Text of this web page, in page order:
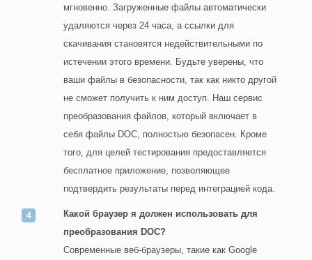
мгновенно. Загруженные файлы автоматически
удаляются через 24 часа, а ссылки для
скачивания становятся недействительными по
истечении этого времени. Будьте уверены, что
ваши файлы в безопасности, так как никто другой
не сможет получить к ним доступ. Наш сервис
преобразования файлов, который включает в
себя файлы DOC, полностью безопасен. Кроме
того, для целей тестирования предоставляется
бесплатное приложение, позволяющее
подтвердить результаты перед интеграцией кода.
Какой браузер я должен использовать для
преобразования DOC?
Современные веб-браузеры, такие как Google